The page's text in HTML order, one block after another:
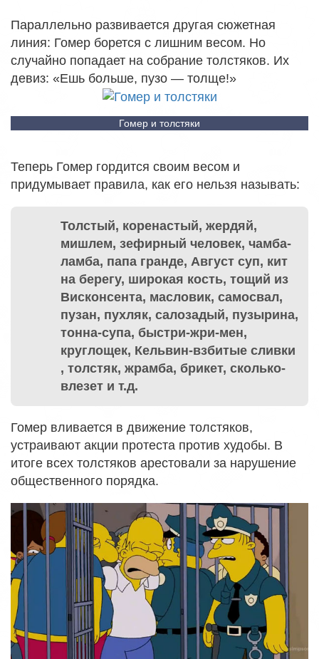
Параллельно развивается другая сюжетная
линия: Гомер борется с лишним весом. Но
случайно попадает на собрание толстяков. Их
девиз: «Ешь больше, пузо — толще!»
Гомер и толстяки
Теперь Гомер гордится своим весом и
придумывает правила, как его нельзя называть:
Толстый, коренастый, жердяй,
мишлем, зефирный человек, чамба-
ламба, папа гранде, Август суп, кит
на берегу, широкая кость, тощий из
Висконсента, масловик, самосвал,
пузан, пухляк, салозадый, пузырина,
тонна-супа, быстри-жри-мен,
круглощек, Кельвин-взбитые сливки
, толстяк, жрамба, брикет, сколько-
влезет и т.д.
Гомер вливается в движение толстяков,
устраивают акции протеста против худобы. В
итоге всех толстяков арестовали за нарушение
общественного порядка.